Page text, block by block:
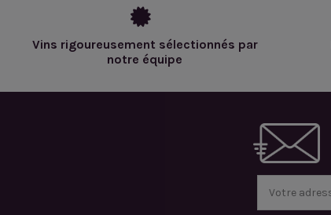
Vins rigoureusement sélectionnés par
notre équipe